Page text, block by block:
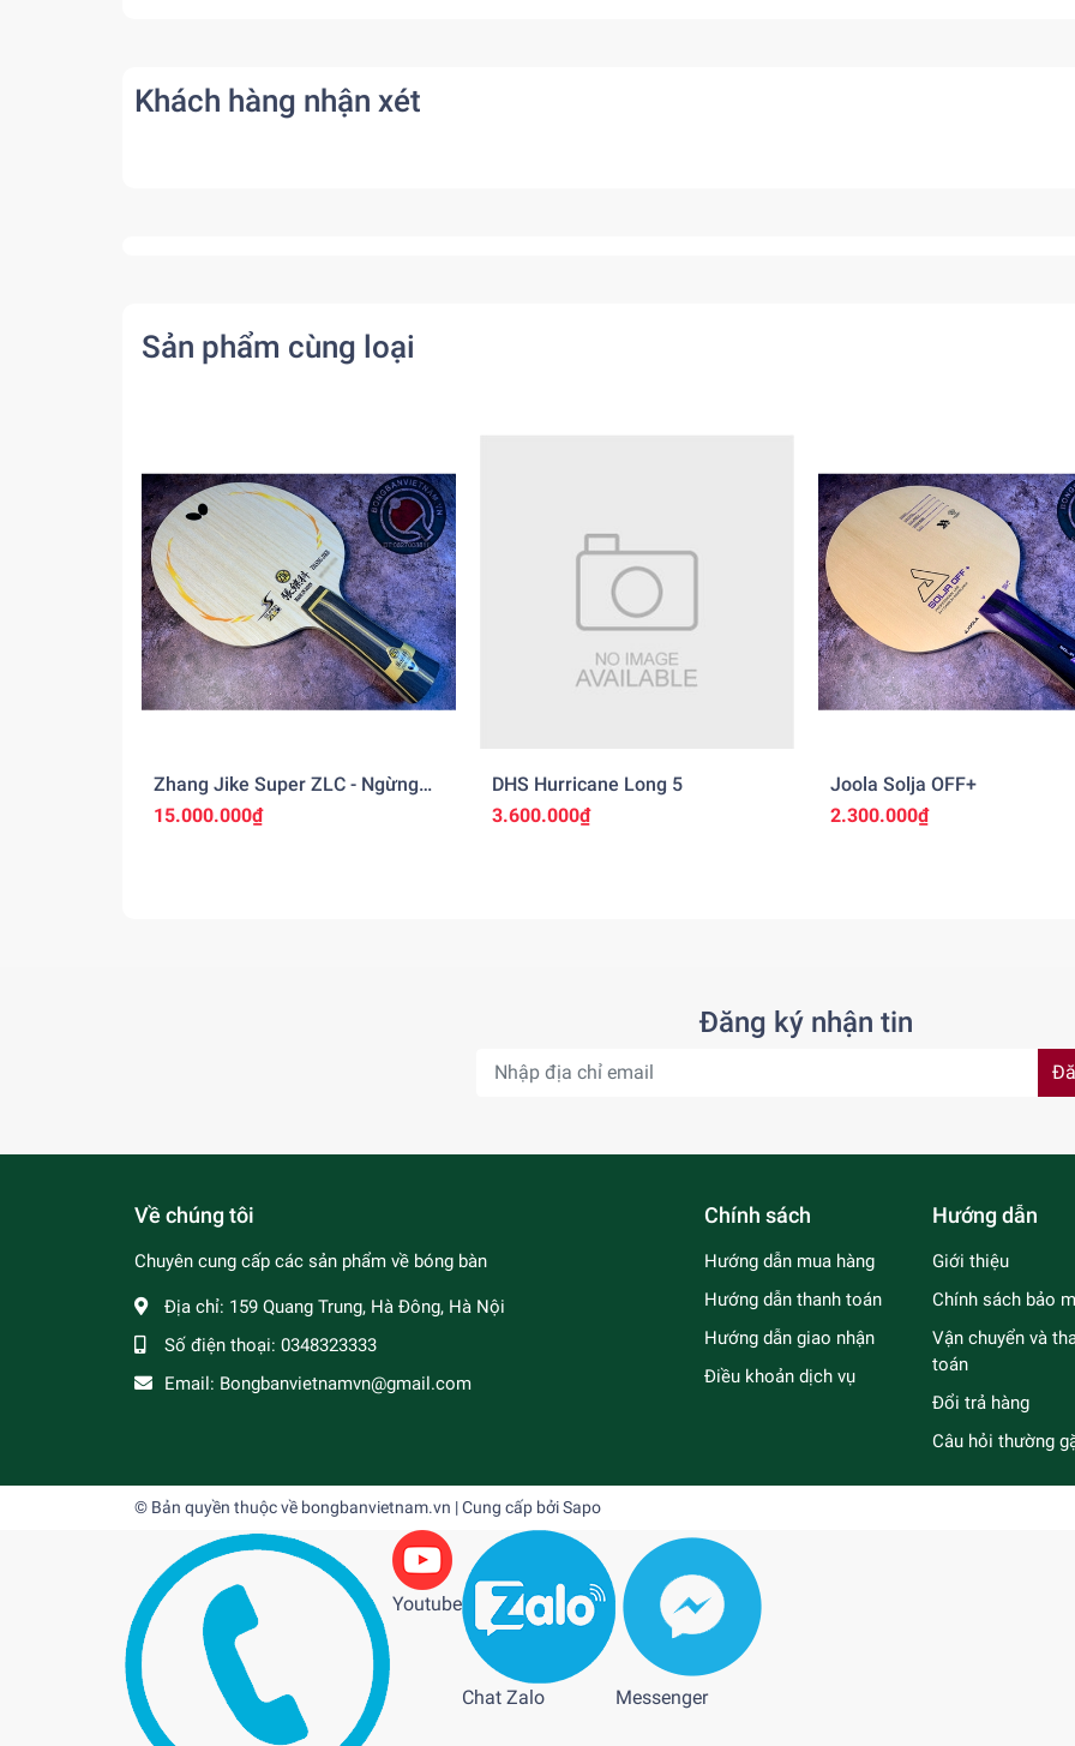
Khách hàng nhận xét
Sản phẩm cùng loại
Zhang Jike Super ZLC - Ngừng
Sản Xuất
15.000.000₫
DHS Hurricane Long 5
3.600.000₫
Joola Solja OFF+
2.300.000₫
Đăng ký nhận tin
Về chúng tôi
Chuyên cung cấp các sản phẩm về bóng bàn
Địa chỉ: 159 Quang Trung, Hà Đông, Hà Nội
Số điện thoại: 0348323333
Email: Bongbanvietnamvn@gmail.com
Chính sách
Hướng dẫn mua hàng
Hướng dẫn thanh toán
Hướng dẫn giao nhận
Điều khoản dịch vụ
Hướng dẫn
Giới thiệu
Chính sách bảo
Vận chuyển và
toán
Đổi trả hàng
Câu hỏi thường
© Bản quyền thuộc về bongbanvietnam.vn | Cung cấp bởiSapo
Youtube
Chat Zalo Messenger